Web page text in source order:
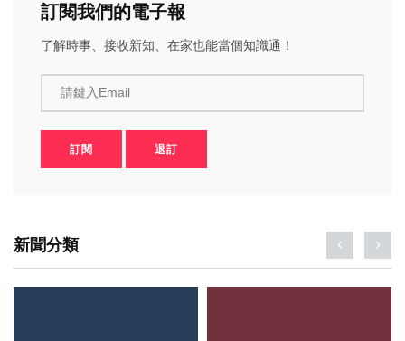
訂閱我們的電子報
了解時事、接收新知、在家也能當個知識通！
請鍵入Email
訂閱 退訂
新聞分類